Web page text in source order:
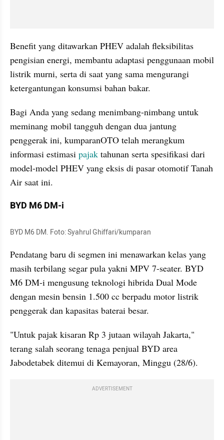
Benefit yang ditawarkan PHEV adalah fleksibilitas
pengisian energi, membantu adaptasi penggunaan mobil
listrik murni, serta di saat yang sama mengurangi
ketergantungan konsumsi bahan bakar.
Bagi Anda yang sedang menimbang-nimbang untuk
meminang mobil tangguh dengan dua jantung
penggerak ini, kumparanOTO telah merangkum
informasi estimasi pajak tahunan serta spesifikasi dari
model-model PHEV yang eksis di pasar otomotif Tanah
Air saat ini.
BYD M6 DM-i
BYD M6 DM. Foto: Syahrul Ghiffari/kumparan
Pendatang baru di segmen ini menawarkan kelas yang
masih terbilang segar pula yakni MPV 7-seater. BYD
M6 DM-i mengusung teknologi hibrida Dual Mode
dengan mesin bensin 1.500 cc berpadu motor listrik
penggerak dan kapasitas baterai besar.
"Untuk pajak kisaran Rp 3 jutaan wilayah Jakarta,"
terang salah seorang tenaga penjual BYD area
Jabodetabek ditemui di Kemayoran, Minggu (28/6).
ADVERTISEMENT